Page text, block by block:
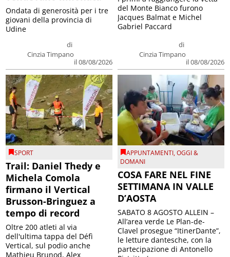
di
Cinzia Timpano
il 08/08/2026
Ondata di generosità per i tre
giovani della provincia di
Udine
di
Cinzia Timpano
il 08/08/2026
del Monte Bianco furono
Jacques Balmat e Michel
Gabriel Paccard
SPORT
Trail: Daniel Thedy e
Michela Comola
firmano il Vertical
Brusson-Bringuez a
tempo di record
Oltre 200 atleti al via
dell'ultima tappa del Défì
Vertical, sul podio anche
Mathieu Brunod, Alex
APPUNTAMENTI,OGGI &
DOMANI
COSA FARE NEL FINE
SETTIMANA IN VALLE
D’AOSTA
SABATO 8 AGOSTO ALLEIN –
All’area verde Le Plan-de-
Clavel prosegue “ItinerDante”,
le letture dantesche, con la
partecipazione di Antonello